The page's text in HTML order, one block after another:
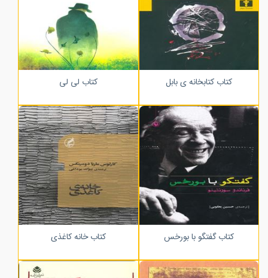
کتاب کتابخانه ی بابل کتاب لی لی
کتاب گفتگو با بورخس کتاب خانه کاغذی